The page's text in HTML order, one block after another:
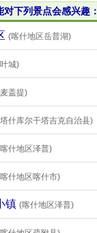
对下列景点会感兴趣：
(喀什地区岳普湖)
城)
盖提)
什库尔干塔吉克自治县)
什地区泽普)
什地区喀什市)
镇 (喀什地区泽普)